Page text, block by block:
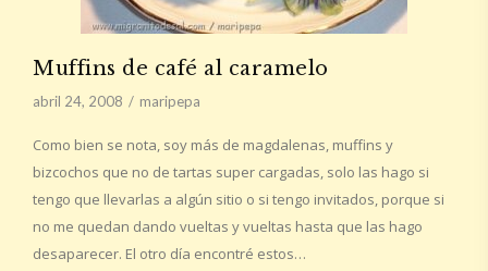
Muffins de café al caramelo
abril 24, 2008 maripepa
Como bien se nota, soy más de magdalenas, muffins y
bizcochos que no de tartas super cargadas, solo las hago si
tengo que llevarlas a algún sitio o si tengo invitados, porque si
no me quedan dando vueltas y vueltas hasta que las hago
desaparecer. El otro día encontré estos…